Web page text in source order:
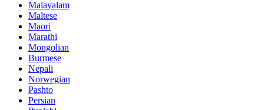
Malayalam
Maltese
Maori
Marathi
Mongolian
Burmese
Nepali
Norwegian
Pashto
Persian